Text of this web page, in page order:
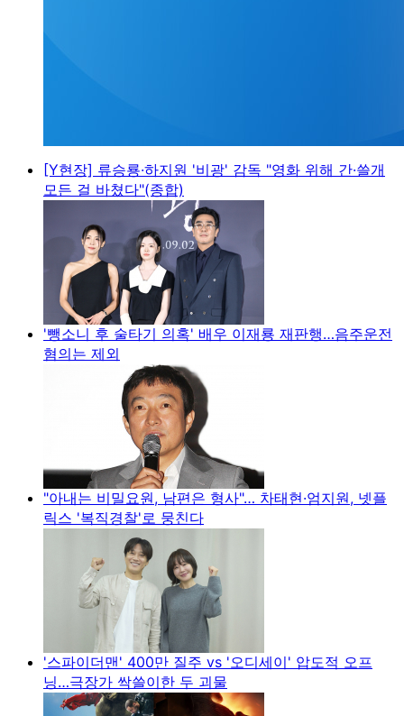
[Y현장] 류승룡·하지원 '비광' 감독 "영화 위해 간·쓸개
모든 걸 바쳤다"(종합)
'뺑소니 후 술타기 의혹' 배우 이재룡 재판행…음주운전
혐의는 제외
"아내는 비밀요원, 남편은 형사"… 차태현·엄지원, 넷플
릭스 '복직경찰'로 뭉친다
'스파이더맨' 400만 질주 vs '오디세이' 압도적 오프
닝…극장가 싹쓸이한 두 괴물